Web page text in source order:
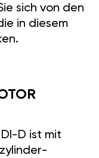
sich von den
in diesem
D ist mit